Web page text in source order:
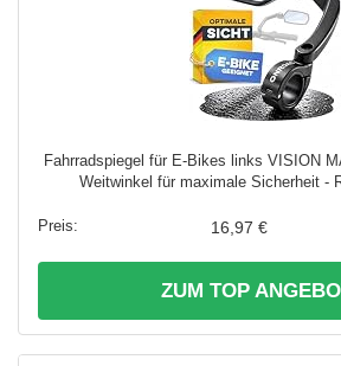
Fahrradspiegel für E-Bikes links VISION
Weitwinkel für maximale Sicherheit -
16,97 €
ZUM TOP